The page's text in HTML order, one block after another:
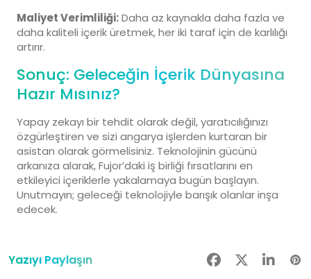
Maliyet Verimliliği:Daha az kaynakla daha fazla ve
daha kaliteli içerik üretmek, her iki taraf için de karlılığı
artırır.
Sonuç: Geleceğin İçerik Dünyasına
Hazır Mısınız?
Yapay zekayı bir tehdit olarak değil, yaratıcılığınızı
özgürleştiren ve sizi angarya işlerden kurtaran bir
asistan olarak görmelisiniz. Teknolojinin gücünü
arkanıza alarak, Fujor’daki iş birliği fırsatlarını en
etkileyici içeriklerle yakalamaya bugün başlayın.
Unutmayın; geleceği teknolojiyle barışık olanlar inşa
edecek.
Yazıyı Paylaşın